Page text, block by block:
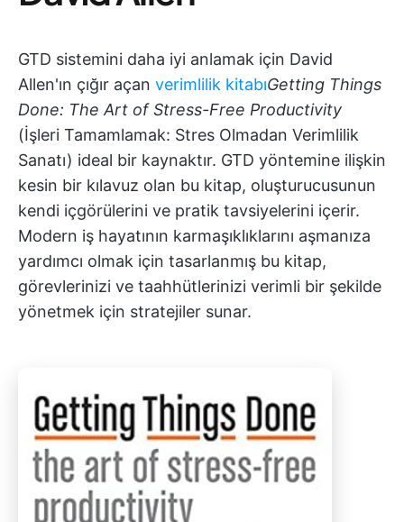
GTD sistemini daha iyi anlamak için David
Allen'ın çığır açan verimlilik kitabıGetting Things
Done: The Art of Stress-Free Productivity
(İşleri Tamamlamak: Stres Olmadan Verimlilik
Sanatı) ideal bir kaynaktır. GTD yöntemine ilişkin
kesin bir kılavuz olan bu kitap, oluşturucusunun
kendi içgörülerini ve pratik tavsiyelerini içerir.
Modern iş hayatının karmaşıklıklarını aşmanıza
yardımcı olmak için tasarlanmış bu kitap,
görevlerinizi ve taahhütlerinizi verimli bir şekilde
yönetmek için stratejiler sunar.